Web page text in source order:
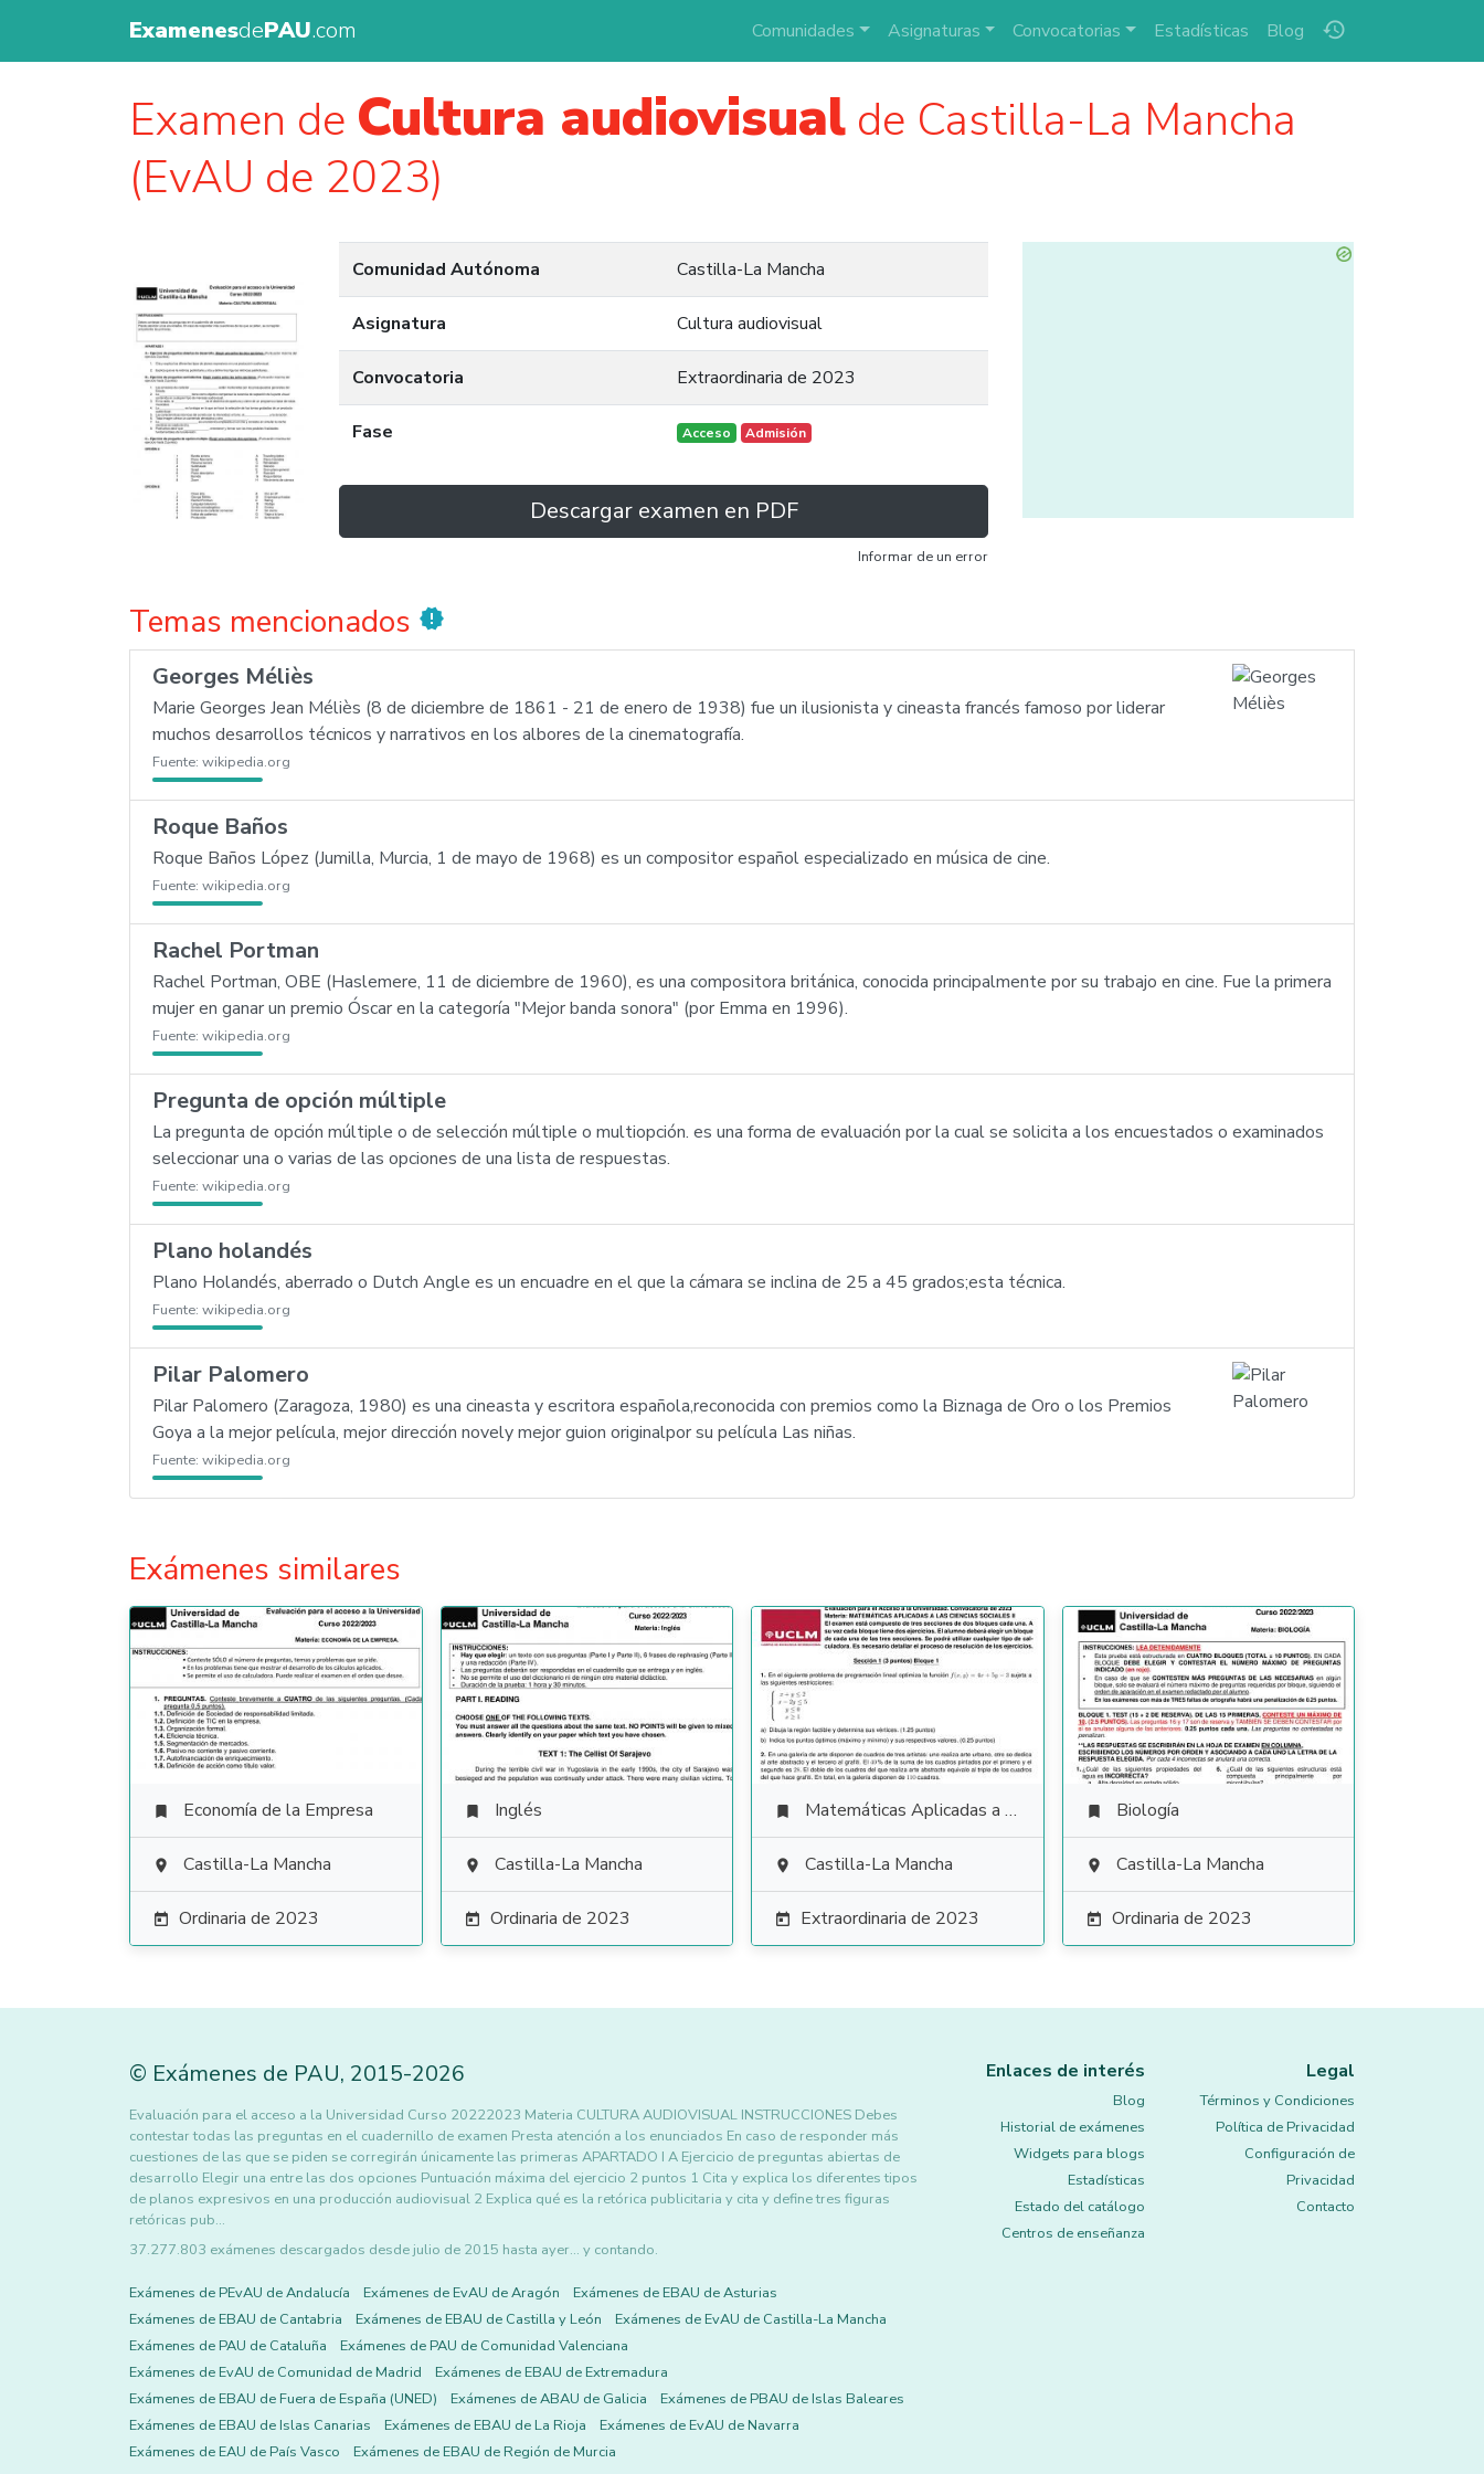
ExamenesdePAU.com history
Comunidades Asignaturas Convocatorias Estadísticas Blog
Examen de Cultura audiovisual de Castilla-La Mancha
(EvAU de 2023)
Comunidad Autónoma Castilla-La Mancha
Asignatura Cultura audiovisual
Convocatoria Extraordinaria de 2023
Fase Acceso Admisión
Descargar examen en PDF
Informar de un error
Temas mencionados new_releases
Georges Méliès
Marie Georges Jean Méliès (8 de diciembre de 1861 - 21 de enero de 1938) fue un ilusionista y cineasta francés famoso por liderar
muchos desarrollos técnicos y narrativos en los albores de la cinematografía.
Fuente: wikipedia.org
Roque Baños
Roque Baños López (Jumilla, Murcia, 1 de mayo de 1968) es un compositor español especializado en música de cine.
Fuente: wikipedia.org
Rachel Portman
Rachel Portman, OBE (Haslemere, 11 de diciembre de 1960), es una compositora británica, conocida principalmente por su trabajo en cine. Fue la primera
mujer en ganar un premio Óscar en la categoría "Mejor banda sonora" (por Emma en 1996).
Fuente: wikipedia.org
Pregunta de opción múltiple
La pregunta de opción múltiple o de selección múltiple o multiopción. es una forma de evaluación por la cual se solicita a los encuestados o examinados
seleccionar una o varias de las opciones de una lista de respuestas.
Fuente: wikipedia.org
Plano holandés
Plano Holandés, aberrado o Dutch Angle es un encuadre en el que la cámara se inclina de 25 a 45 grados;esta técnica.
Fuente: wikipedia.org
Pilar Palomero
Pilar Palomero (Zaragoza, 1980) es una cineasta y escritora española,reconocida con premios como la Biznaga de Oro o los Premios
Goya a la mejor película, mejor dirección novely mejor guion originalpor su película Las niñas.
Fuente: wikipedia.org
Exámenes similares
 Economía de la Empresa
 Castilla-La Mancha
 Ordinaria de 2023
 Inglés
 Castilla-La Mancha
 Ordinaria de 2023
 Matemáticas Aplicadas a las Ciencias Sociales
 Castilla-La Mancha
 Extraordinaria de 2023
 Biología
 Castilla-La Mancha
 Ordinaria de 2023
© Exámenes de PAU, 2015-2026
Evaluación para el acceso a la Universidad Curso 20222023 Materia CULTURA AUDIOVISUAL INSTRUCCIONES Debes
contestar todas las preguntas en el cuadernillo de examen Presta atención a los enunciados En caso de responder más
cuestiones de las que se piden se corregirán únicamente las primeras APARTADO I A Ejercicio de preguntas abiertas de
desarrollo Elegir una entre las dos opciones Puntuación máxima del ejercicio 2 puntos 1 Cita y explica los diferentes tipos
de planos expresivos en una producción audiovisual 2 Explica qué es la retórica publicitaria y cita y define tres figuras
retóricas pub…
37.277.803 exámenes descargados desde julio de 2015 hasta ayer... y contando.
Exámenes de PEvAU de Andalucía Exámenes de EvAU de Aragón
Exámenes de EBAU de Asturias
Exámenes de EBAU de Cantabria
Exámenes de EBAU de Castilla y León
Exámenes de EvAU de Castilla-La Mancha
Exámenes de PAU de Cataluña
Exámenes de PAU de Comunidad Valenciana
Exámenes de EvAU de Comunidad de Madrid
Exámenes de EBAU de Extremadura
Exámenes de EBAU de Fuera de España (UNED)
Exámenes de ABAU de Galicia
Exámenes de PBAU de Islas Baleares
Exámenes de EBAU de Islas Canarias
Exámenes de EBAU de La Rioja
Exámenes de EvAU de Navarra
Exámenes de EAU de País Vasco
Exámenes de EBAU de Región de Murcia
Enlaces de interés
Blog
Historial de exámenes
Widgets para blogs
Estadísticas
Estado del catálogo
Centros de enseñanza
Legal
Términos y Condiciones
Política de Privacidad
Configuración de
Privacidad
Contacto